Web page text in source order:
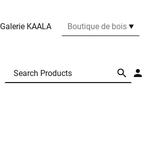
Galerie KAALA Boutique de bois